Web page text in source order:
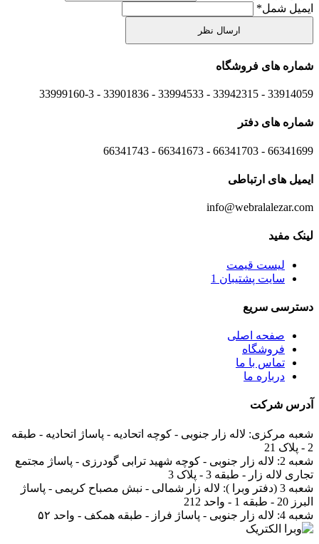
ایمیل شمل*
شماره های فروشگاه
33914059 - 33942315 - 33994533 - 33901836 - 33999160-3 ​
شماره های دفتر
66341699 - 66341703 - 66341673 - 66341743
ایمیل های ارتباطی
info@webralalezar.com
لینک مفید
لیست قیمت
سایت پشتیبان 1
دسترسی سریع
صفحه اصلی
فروشگاه
تماس با ما
درباره ما
آدرس شرکت
شعبه مرکزی: لاله زار جنوبی - کوچه اتحادیه - پاساژ اتحادیه - طبقه
2 - پلاک 21
شعبه 2:
لاله زار جنوبی - کوچه شهید ترابی گودرزی - پاساژ مجتمع
تجاری لاله زار - طبقه 3 - پلاک 3
شعبه 3 (دفتر وبرا ):
لاله زار شمالی - نبش مصباح کریمی - پاساژ
البرز 20 - طبقه 1 - واحد 212
شعبه 4:
لاله زار جنوبی - پاساژ فراز - طبقه همکف - واحد ۵۲